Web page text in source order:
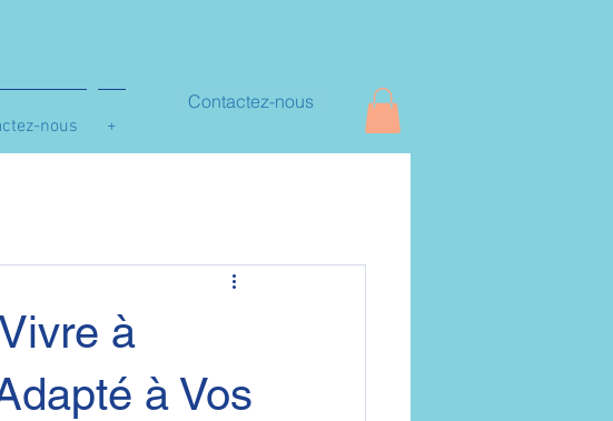
nous +
Contactez-nous
à
à Vos